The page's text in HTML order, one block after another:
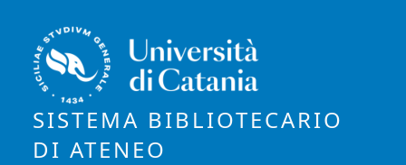
SISTEMA BIBLIOTECARIO
DI ATENEO